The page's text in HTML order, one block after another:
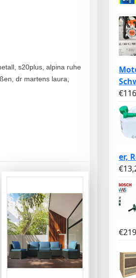
s20plus, alpina ruhe
dr martens laura,
€
er,
€
€